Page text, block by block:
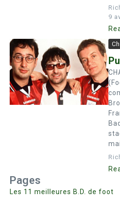
9
Pages
Les 11 meilleures B.D. de foot